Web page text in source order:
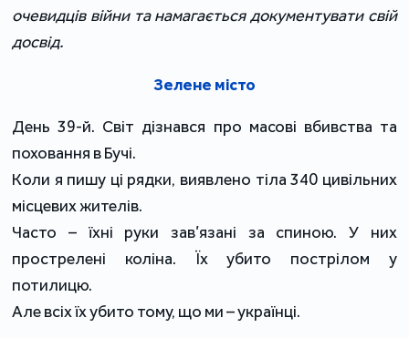
очевидців війни та намагається документувати свій
досвід.
Зелене місто
День 39-й. Світ дізнався про масові вбивства та
поховання в Бучі.
Коли я пишу ці рядки, виявлено тіла 340 цивільних
місцевих жителів.
Часто – їхні руки зав’язані за спиною. У них
прострелені коліна. Їх убито пострілом у
потилицю.
Але всіх їх убито тому, що ми – українці.